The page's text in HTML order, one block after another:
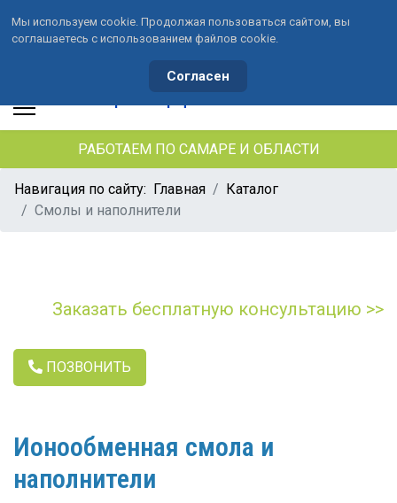
+7 (846) 33-490-33
+7 (991) 459-10-34
waterson-s@ya.ru
РАБОТАЕМ ПО САМАРЕ И ОБЛАСТИ
Навигация по сайту: Главная
Каталог
Смолы и наполнители
Заказать бесплатную консультацию >>
ПОЗВОНИТЬ
Ионообменная смола и
наполнители
Мы используем cookie. Продолжая пользоваться сайтом, вы
соглашаетесь с использованием файлов cookie.
Согласен